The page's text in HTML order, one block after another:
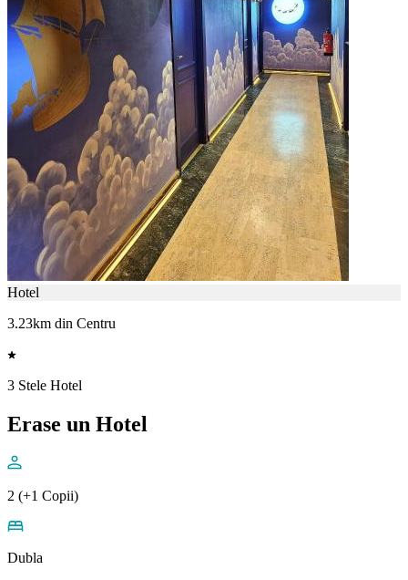
Hotel
3.23km din Centru
3 Stele Hotel
Erase un Hotel
2 (+1 Copii)
Dubla